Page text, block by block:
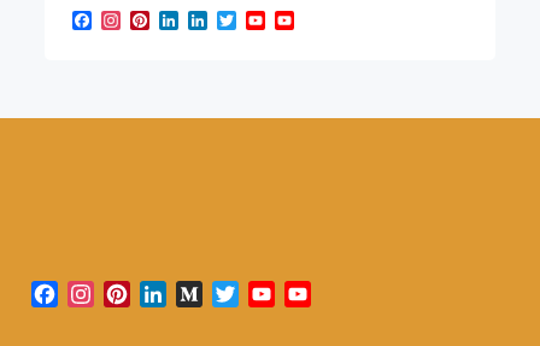
Facebook
Instagram
Pinterest
LinkedIn
LinkedIn
TwitterYouTube
Facebook
Instagram
PinterestLinkedInMediumTwitterYouTube